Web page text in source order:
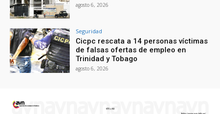
agosto 6, 2026
Seguridad
Cicpc rescata a 14 personas víctimas
de falsas ofertas de empleo en
Trinidad y Tobago
agosto 6, 2026